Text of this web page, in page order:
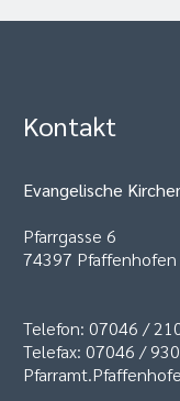
Kontakt
Evangelische
Pfarrgasse 6
74397 Pfaffenhofen
Telefon: 07046 /
Telefax: 07046 /